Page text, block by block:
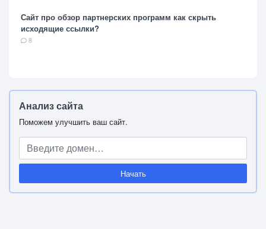
Сайт про обзор партнерских программ как скрыть
исходящие ссылки?
8
Анализ сайта
Поможем улучшить ваш сайт.
Начать